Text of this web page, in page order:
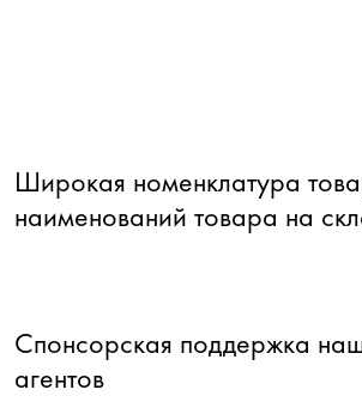
Широкая номенклатура
наименований товара на
Спонсорская поддержка
агентов